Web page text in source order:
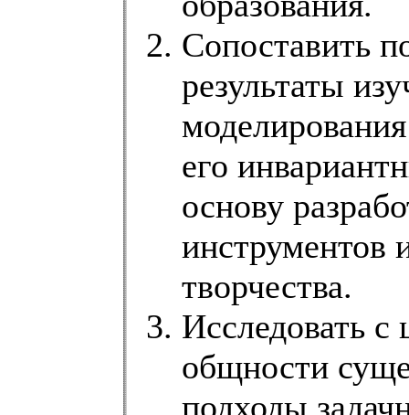
Сопоставить
результаты
его
основу
инструментов
творчества.
Исследовать с
общности
подходы